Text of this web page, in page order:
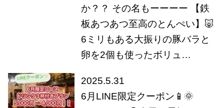
か？？ その名もーーーー 【鉄
板あつあつ至高のとんぺい】🐷
6ミリもある大振りの豚バラと
卵を2個も使ったボリュ…
2025.5.31
6月LINE限定クーポン📱🌞